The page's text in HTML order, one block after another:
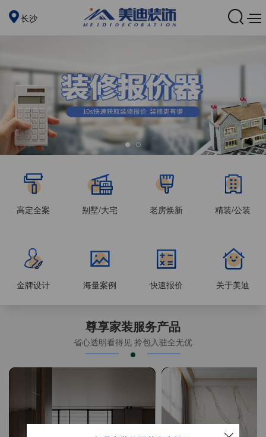
长沙
高定全案 别墅/大宅 老房焕新 精装/公装
金牌设计 海量案例 快速报价 关于美迪
尊享家装服务产品
省心透明看得见 拎包入驻全无优